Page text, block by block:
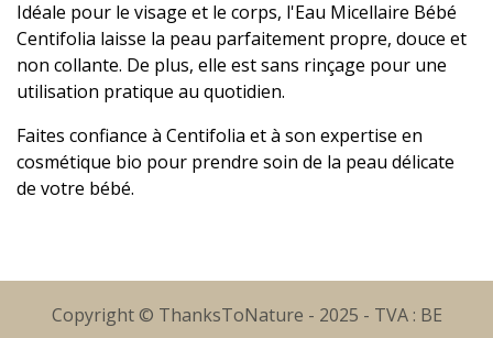
Idéale pour le visage et le corps, l'Eau Micellaire Bébé
Centifolia laisse la peau parfaitement propre, douce et
non collante. De plus, elle est sans rinçage pour une
utilisation pratique au quotidien.
Faites confiance à Centifolia et à son expertise en
cosmétique bio pour prendre soin de la peau délicate
de votre bébé.
Copyright © ThanksToNature - 2025 - TVA : BE